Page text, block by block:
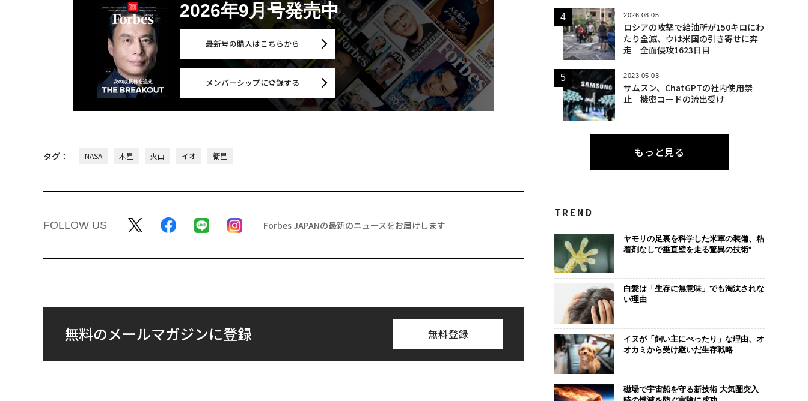
2026年9月号発売中
最新号の購入はこちらから
メンバーシップに登録する
タグ： NASA 木星 火山 イオ 衛星
FOLLOW US Forbes JAPANの最新のニュースをお届けします
無料のメールマガジンに登録 無料登録
2026.08.05
ロシアの攻撃で給油所が150キロにわ
たり全滅、ウは米国の引き寄せに奔
走 全面侵攻1623日目
2023.05.03
サムスン、ChatGPTの社内使用禁
止 機密コードの流出受け
もっと見る
TREND
ヤモリの足裏を科学した米軍の装備、粘
着剤なしで垂直壁を走る驚異の技術*
白髪は「生存に無意味」でも淘汰されな
い理由
イヌが「飼い主にべったり」な理由、オ
オカミから受け継いだ生存戦略
磁場で宇宙船を守る新技術 大気圏突入